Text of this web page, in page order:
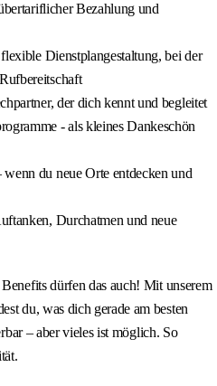
Bezahlung und
Dienstplangestaltung, bei der
der dich kennt und begleitet
- als kleines Dankeschön
du neue Orte entdecken und
Durchatmen und neue
dürfen das auch! Mit unserem
du, was dich gerade am besten
– aber vieles ist möglich. So